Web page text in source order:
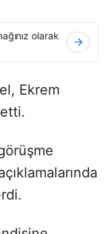
olarak
Ekrem